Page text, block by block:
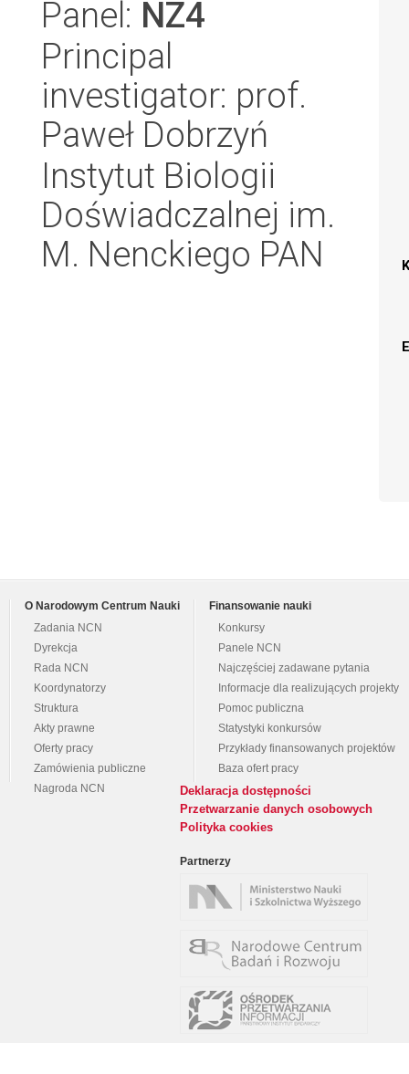
Panel: NZ4
Principal
investigator: prof.
Paweł Dobrzyń
Instytut Biologii
Doświadczalnej im.
M. Nenckiego PAN
O Narodowym Centrum Nauki
Zadania NCN
Dyrekcja
Rada NCN
Koordynatorzy
Struktura
Akty prawne
Oferty pracy
Zamówienia publiczne
Nagroda NCN
Finansowanie nauki
Konkursy
Panele NCN
Najczęściej zadawane pytania
Informacje dla realizujących projekty
Pomoc publiczna
Statystyki konkursów
Przykłady finansowanych projektów
Baza ofert pracy
Deklaracja dostępności
Przetwarzanie danych osobowych
Polityka cookies
Partnerzy